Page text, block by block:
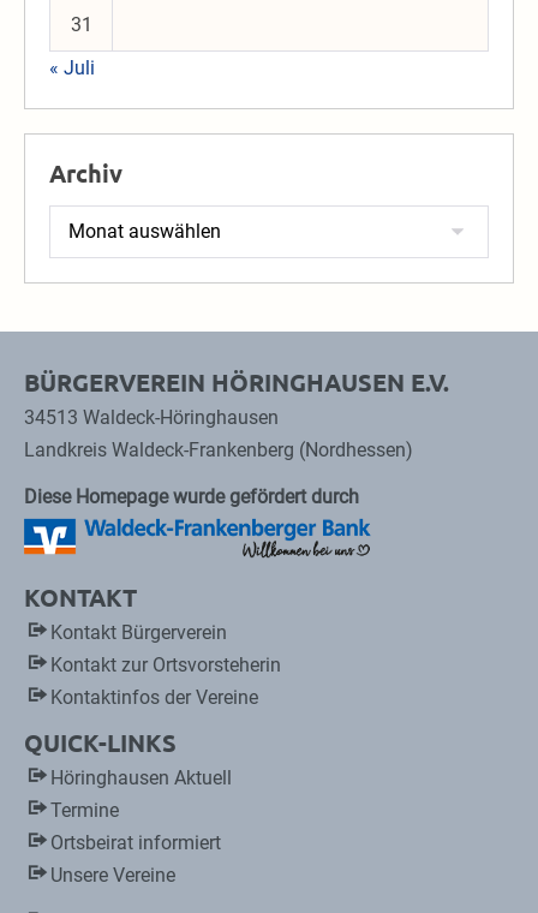
31
« Juli
Archiv
Archiv
BÜRGERVEREIN HÖRINGHAUSEN E.V.
34513 Waldeck-Höringhausen
Landkreis Waldeck-Frankenberg (Nordhessen)
Diese Homepage wurde gefördert durch
KONTAKT
Kontakt Bürgerverein
Kontakt zur Ortsvorsteherin
Kontaktinfos der Vereine
QUICK-LINKS
Höringhausen Aktuell
Termine
Ortsbeirat informiert
Unsere Vereine